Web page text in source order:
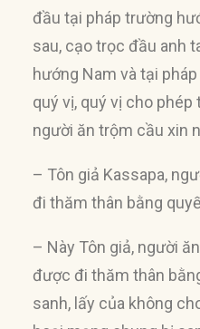
đầu tại pháp trường
sau, cạo trọc đầu anh
hướng Nam và tại
quý vị, quý vị cho
người ăn trộm cầu xin
– Tôn giả Kassapa,
đi thăm thân bằng
– Này Tôn giả, người
được đi thăm thân
sanh, lấy của không